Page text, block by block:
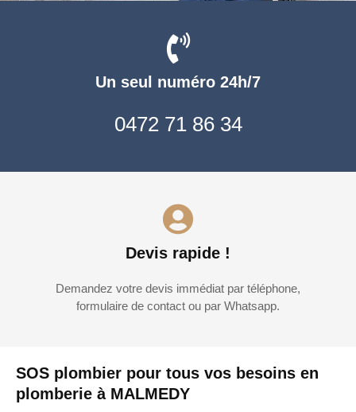
SOS plombier pour tous vos besoins en
plomberie à MALMEDY
Un seul numéro 24h/7
0472 71 86 34
Devis rapide !
Demandez votre devis immédiat par téléphone,
formulaire de contact ou par Whatsapp.